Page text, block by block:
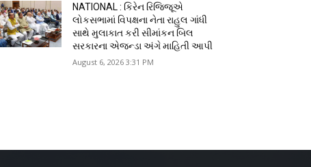
NATIONAL : કિરેન રિજિજૂએ
લોકસભામાં વિપક્ષના નેતા રાહુલ ગાંધી
સાથે મુલાકાત કરી સીમાંકન બિલ
સરકારના એજન્ડા અંગે માહિતી આપી
August 6, 2026 3:31 PM